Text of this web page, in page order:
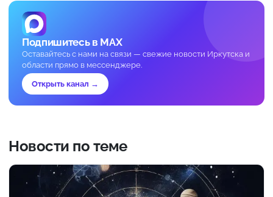
Подпишитесь в MAX
Оставайтесь с нами на связи — свежие новости Иркутска и
области прямо в мессенджере.
Открыть канал →
Новости по теме